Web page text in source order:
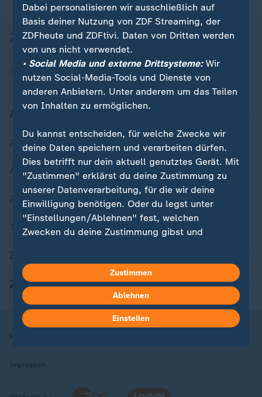
Zuletzt veröffentlicht
Aktuelle Sendungs-Videos
ZDFheute Stories
Themen im Überblick
ZDFheute Apps
Nutzungsbedingungen
Impressum
Dabei personalisieren wir ausschließlich auf
Basis deiner Nutzung von ZDF Streaming, der
ZDFheute und ZDFtivi. Daten von Dritten werden
von uns nicht verwendet.
• Social Media und externe Drittsysteme:Wir
nutzen Social-Media-Tools und Dienste von
anderen Anbietern. Unter anderem um das Teilen
von Inhalten zu ermöglichen.
Du kannst entscheiden, für welche Zwecke wir
deine Daten speichern und verarbeiten dürfen.
Dies betrifft nur dein aktuell genutztes Gerät. Mit
"Zustimmen" erklärst du deine Zustimmung zu
unserer Datenverarbeitung, für die wir deine
Einwilligung benötigen. Oder du legst unter
"Einstellungen/Ablehnen" fest, welchen
Zwecken du deine Zustimmung gibst und
in deinen Einstellungen widerrufen oder ändern.
Hier findest du das Impressum.
Weitere Informationen findest du in unserer
Datenschutzerklärung.
Zustimmen
Ablehnen
Einstellen